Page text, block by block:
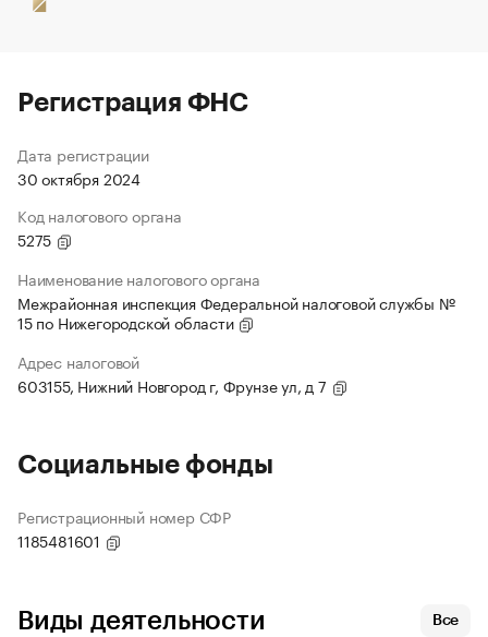
Регистрация ФНС
Дата регистрации
30 октября 2024
Код налогового органа
5275
Наименование налогового органа
Межрайонная инспекция Федеральной налоговой службы №
15 по Нижегородской области
Адрес налоговой
603155, Нижний Новгород г, Фрунзе ул, д 7
Социальные фонды
Регистрационный номер СФР
1185481601
Виды деятельности Все